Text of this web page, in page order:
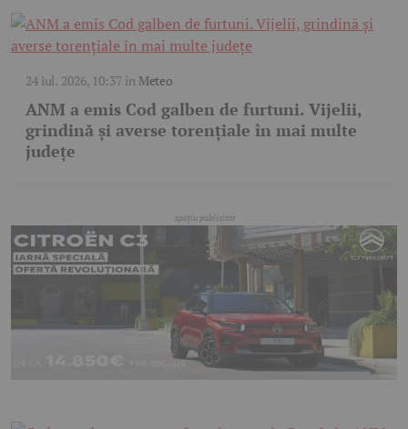
24 iul. 2026, 10:37în Meteo
ANM a emis Cod galben de furtuni. Vijelii,
grindină și averse torențiale în mai multe
județe